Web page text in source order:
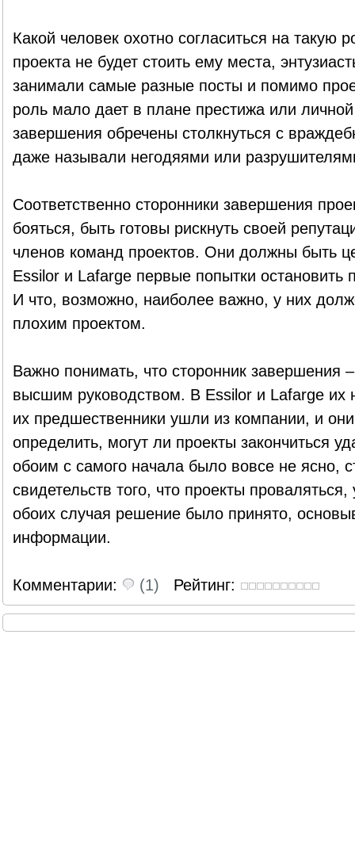
Какой человек охотно согласиться на такую
проекта не будет стоить ему места,
занимали самые разные посты и помимо
роль мало дает в плане престижа или
завершения обречены столкнуться с
даже называли негодяями или
Соответственно сторонники завершения
бояться, быть готовы рискнуть своей
членов команд проектов. Они должны быть
Essilor и Lafarge первые попытки остановить
И что, возможно, наиболее важно, у них
плохим проектом.
Важно понимать, что сторонник завершения
высшим руководством. В Essilor и Lafarge их
их предшественники ушли из компании, и
определить, могут ли проекты закончиться
обоим с самого начала было вовсе не ясно,
свидетельств того, что проекты
обоих случая решение было принято,
информации.
Комментарии: (1) Рейтинг: